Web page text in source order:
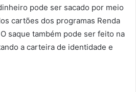
pode ser sacado por meio
cartões dos programas Renda
saque também pode ser feito na
a carteira de identidade e